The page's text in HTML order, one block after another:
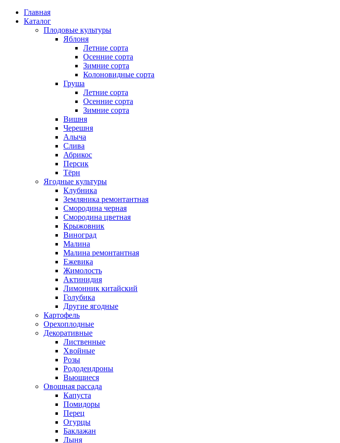
Главная
Каталог
Плодовые культуры
Яблоня
Летние сорта
Осенние сорта
Зимние сорта
Колоновидные сорта
Груша
Летние сорта
Осенние сорта
Зимние сорта
Вишня
Черешня
Алыча
Слива
Абрикос
Персик
Тёрн
Ягодные культуры
Клубника
Земляника ремонтантная
Смородина черная
Смородина цветная
Крыжовник
Виноград
Малина
Малина ремонтантная
Ежевика
Жимолость
Актинидия
Лимонник китайский
Голубика
Другие ягодные
Картофель
Орехоплодные
Декоративные
Лиственные
Хвойные
Розы
Рододендроны
Вьющиеся
Овощная рассада
Капуста
Помидоры
Перец
Огурцы
Баклажан
Дыня